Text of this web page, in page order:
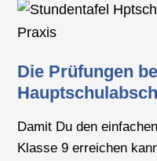
Die Prüfungen
Damit Du den
Klasse 9 erreichen